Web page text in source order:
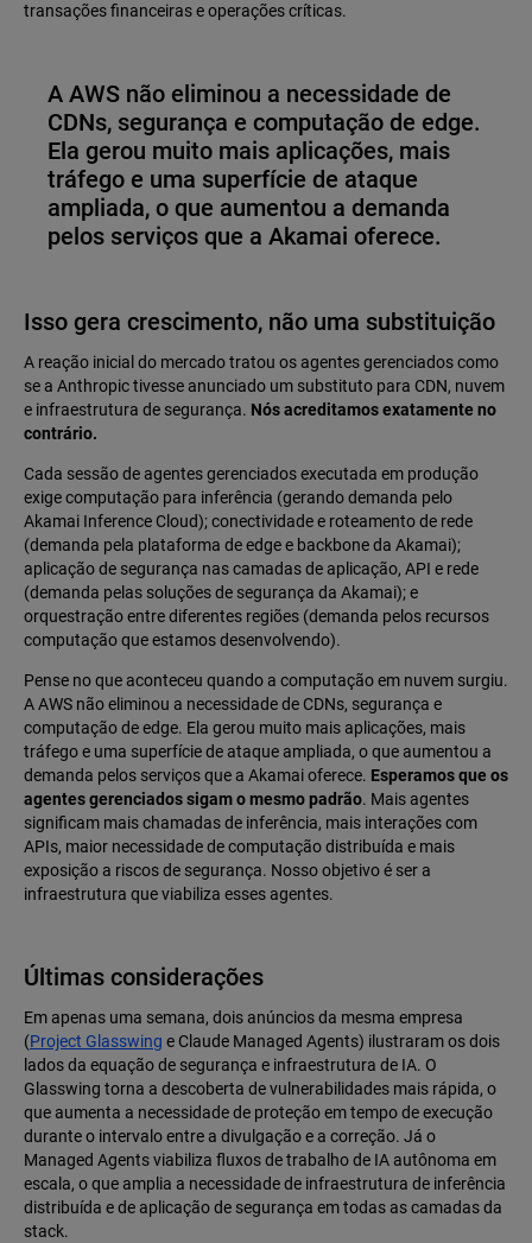
transações financeiras e operações críticas.
A AWS não eliminou a necessidade de
CDNs, segurança e computação de edge.
Ela gerou muito mais aplicações, mais
tráfego e uma superfície de ataque
ampliada, o que aumentou a demanda
pelos serviços que a Akamai oferece.
Isso gera crescimento, não uma substituição
A reação inicial do mercado tratou os agentes gerenciados como
se a Anthropic tivesse anunciado um substituto para CDN, nuvem
e infraestrutura de segurança. Nós acreditamos exatamente no
contrário.
Cada sessão de agentes gerenciados executada em produção
exige computação para inferência (gerando demanda pelo
Akamai Inference Cloud); conectividade e roteamento de rede
(demanda pela plataforma de edge e backbone da Akamai);
aplicação de segurança nas camadas de aplicação, API e rede
(demanda pelas soluções de segurança da Akamai); e
orquestração entre diferentes regiões (demanda pelos recursos
computação que estamos desenvolvendo).
Pense no que aconteceu quando a computação em nuvem surgiu.
A AWS não eliminou a necessidade de CDNs, segurança e
computação de edge. Ela gerou muito mais aplicações, mais
tráfego e uma superfície de ataque ampliada, o que aumentou a
demanda pelos serviços que a Akamai oferece. Esperamos que os
agentes gerenciados sigam o mesmo padrão. Mais agentes
significam mais chamadas de inferência, mais interações com
APIs, maior necessidade de computação distribuída e mais
exposição a riscos de segurança. Nosso objetivo é ser a
infraestrutura que viabiliza esses agentes.
Últimas considerações
Em apenas uma semana, dois anúncios da mesma empresa
(Project Glasswing e Claude Managed Agents) ilustraram os dois
lados da equação de segurança e infraestrutura de IA. O
Glasswing torna a descoberta de vulnerabilidades mais rápida, o
que aumenta a necessidade de proteção em tempo de execução
durante o intervalo entre a divulgação e a correção. Já o
Managed Agents viabiliza fluxos de trabalho de IA autônoma em
escala, o que amplia a necessidade de infraestrutura de inferência
distribuída e de aplicação de segurança em todas as camadas da
stack.